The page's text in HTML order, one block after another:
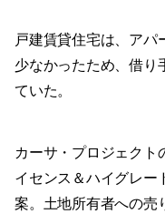
戸建賃貸住宅は、アパ
少なかったため、借り
ていた。
カーサ・プロジェクト
イセンス＆ハイグレー
案。土地所有者への売